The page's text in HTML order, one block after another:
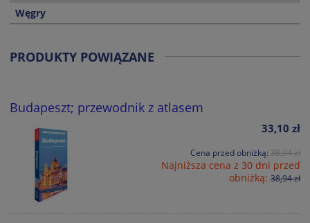
Węgry
PRODUKTY POWIĄZANE
Budapeszt; przewodnik z atlasem
33,10 zł
Cena przed obniżką: 38,94 zł
Najniższa cena z 30 dni przed
obniżką: 38,94 zł